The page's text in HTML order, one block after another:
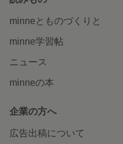
minneとものづくりと
minne学習帖
ニュース
minneの本
企業の方へ
広告出稿について